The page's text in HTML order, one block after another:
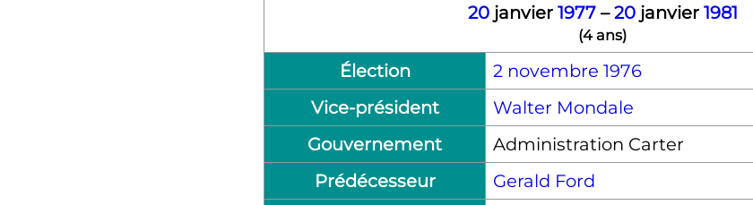
20janvier 1977–20janvier 1981
(4 ans)
Élection
2 novembre 1976
Vice-président
Walter Mondale
Gouvernement
Administration Carter
Prédécesseur
Gerald Ford